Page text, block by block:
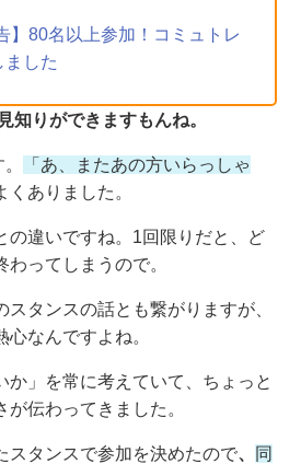
】80名以上参加！コミュトレ
ました
知りができますもんね。
「あ、またあの方いらっしゃ
ありました。
の違いですね。1回限りだと、ど
わってしまうので。
スタンスの話とも繋がりますが、
なんですよね。
か」を常に考えていて、ちょっと
が伝わってきました。
スタンスで参加を決めたので、 同